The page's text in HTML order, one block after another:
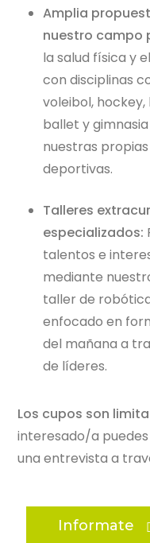
Amplia
nuestro campo
la salud física y
con disciplinas
voleibol,
ballet y
nuestras
deportivas.
Talleres
especializados:
talentos e
mediante
taller de
enfocado en
del mañana a
de líderes.
Los cupos son
interesado/a
una entrevista a
Informate